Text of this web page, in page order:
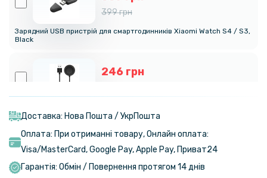
399 грн
Зарядний USB пристрій для смартгодинників Xiaomi Watch S4 / S3,
Black
246 грн
151 грн
189 грн
Чохол із захисним склом Protective Cover with Glass для Xiaomi
Доставка: Нова Пошта / УкрПошта
Оплата: При отриманні товару, Онлайн оплата:
Visa/MasterСard, Google Pay, Apple Pay, Приват24
Гарантія: Обмін / Повернення протягом 14 днів